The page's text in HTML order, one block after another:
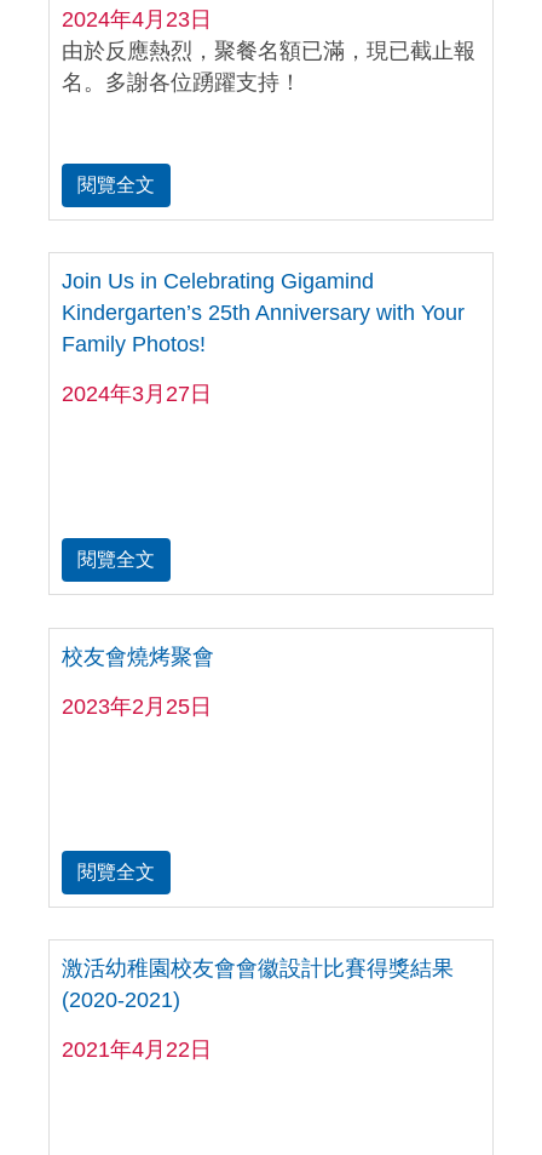
2024年4月23日
由於反應熱烈，聚餐名額已滿，現已截止報
名。多謝各位踴躍支持！
閱覽全文
Join Us in Celebrating Gigamind
Kindergarten’s 25th Anniversary with Your
Family Photos!
2024年3月27日
閱覽全文
校友會燒烤聚會
2023年2月25日
閱覽全文
激活幼稚園校友會會徽設計比賽得獎結果
(2020-2021)
2021年4月22日